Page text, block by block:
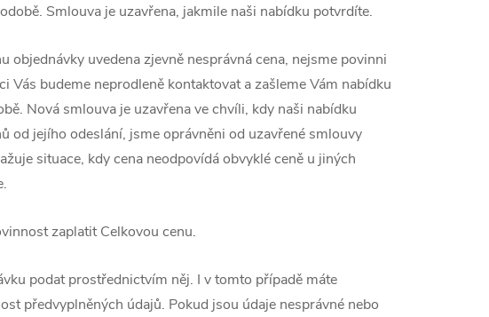
Smlouva je uzavřena, jakmile naši nabídku potvrdíte.
objednávky uvedena zjevně nesprávná cena, nejsme povinni
Vás budeme neprodleně kontaktovat a zašleme Vám nabídku
Nová smlouva je uzavřena ve chvíli, kdy naši nabídku
od jejího odeslání, jsme oprávněni od uzavřené smlouvy
situace, kdy cena neodpovídá obvyklé ceně u jiných
zaplatit Celkovou cenu.
podat prostřednictvím něj. I v tomto případě máte
předvyplněných údajů. Pokud jsou údaje nesprávné nebo